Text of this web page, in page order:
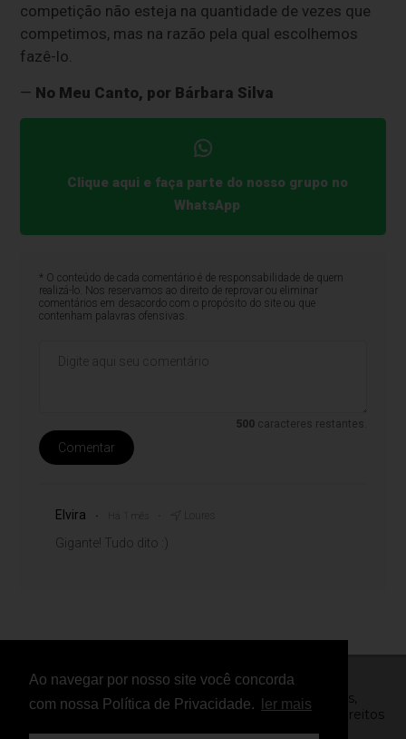
Ao navegar por nosso site você concorda
com nossa Política de Privacidade.
ler mais
competição não esteja na quantidade de vezes que
competimos, mas na razão pela qual escolhemos
fazê-lo.
— No Meu Canto, por Bárbara Silva
Clique aqui e faça parte do nosso grupo no
WhatsApp
* O conteúdo de cada comentário é de responsabilidade de quem
realizá-lo. Nos reservamos ao direito de reprovar ou eliminar
comentários em desacordo com o propósito do site ou que
contenham palavras ofensivas.
500 caracteres restantes.
Comentar
Elvira Há 1 mês
Gigante! Tudo dito :)
© Copyright 2026 - FightNews - Atletas, Equipas,
Eventos, Notícias, Vídeos e Entrevistas - Todos os direitos
reservados